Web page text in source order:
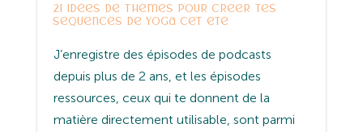
21 idées de thèmes pour créer tes
séquences de yoga cet été
J’enregistre des épisodes de podcasts
depuis plus de 2 ans, et les épisodes
ressources, ceux qui te donnent de la
matière directement utilisable, sont parmi